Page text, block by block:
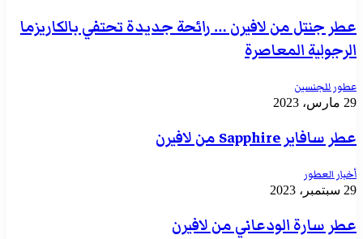
عطر جنتل من لافيرن … رائحة جديدة تحتفي بالكاريزما
الرجولية المعاصرة
عطور للجنسين
29 مارس، 2023
عطر سافاير Sapphire من لافيرن
أخبار العطور
29 سبتمبر، 2023
عطر سارة الودعاني من لافيرن